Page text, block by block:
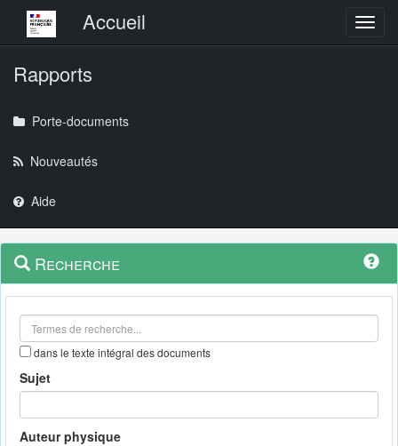
Menu principalAccueil
Rapports
Porte-documents
Nouveautés
Aide
Navigation
outils
Menu
contextuel
Recherche
dans le texte intégral des documents
Sujet
Auteur physique